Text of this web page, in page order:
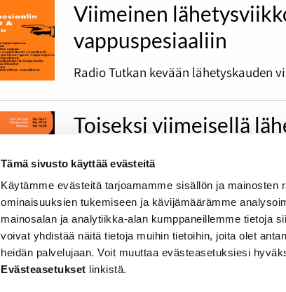
Tämä sivusto käyttää evästeitä
Käytämme evästeitä tarjoamamme sisällön ja mainosten
ominaisuuksien tukemiseen ja kävijämäärämme
mainosalan ja analytiikka-alan kumppaneillemme tietoja
voivat yhdistää näitä tietoja muihin tietoihin, joita olet
heidän palvelujaan. Voit muuttaa evästeasetuksiesi
Evästeasetukset linkistä.
Viimeinen
vappuspesiaaliin
Radio Tutkan kevään lähetyskauden
Toiseksi viimeisellä
Pääsiäisestä on toivuttu ja on taas